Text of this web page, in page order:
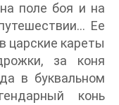
поле боя и на
Ее
царские кареты
за коня
в буквальном
конь